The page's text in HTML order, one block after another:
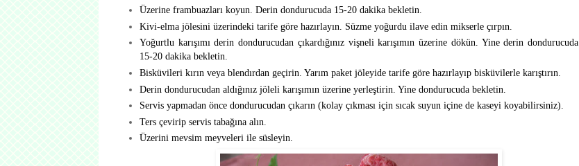
Üzerine frambuazları koyun. Derin dondurucuda 15-20 dakika bekletin.
Kivi-elma jölesini üzerindeki tarife göre hazırlayın. Süzme yoğurdu ilave edin mikserle çırpın.
Yoğurtlu karışımı derin dondurucudan çıkardığınız vişneli karışımın üzerine dökün. Yine derin dondurucuda
15-20 dakika bekletin.
Bisküvileri kırın veya blendırdan geçirin. Yarım paket jöleyide tarife göre hazırlayıp bisküvilerle karıştırın.
Derin dondurucudan aldığınız jöleli karışımın üzerine yerleştirin. Yine dondurucuda bekletin.
Servis yapmadan önce dondurucudan çıkarın (kolay çıkması için sıcak suyun içine de kaseyi koyabilirsiniz).
Ters çevirip servis tabağına alın.
Üzerini mevsim meyveleri ile süsleyin.